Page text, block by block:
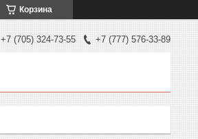
Корзина
+7 (705) 324-73-55 +7 (777) 576-33-89